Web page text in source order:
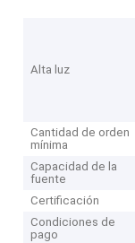
Alta luz
Cantidad de orden
mínima
Capacidad de la
fuente
Certificación
Condiciones de
pago